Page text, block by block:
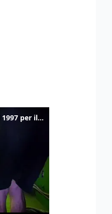
Ecco il tanko usato dai Serenissimi nel 1997 per il blitz a San Marco